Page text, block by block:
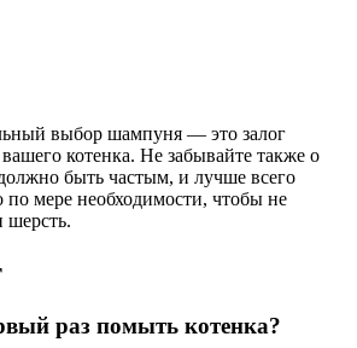
выбор шампуня — это залог
котенка. Не забывайте также о
быть частым, и лучше всего
по мере необходимости, чтобы не
шерсть.
раз помыть котенка?